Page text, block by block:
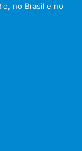
no Brasil e no